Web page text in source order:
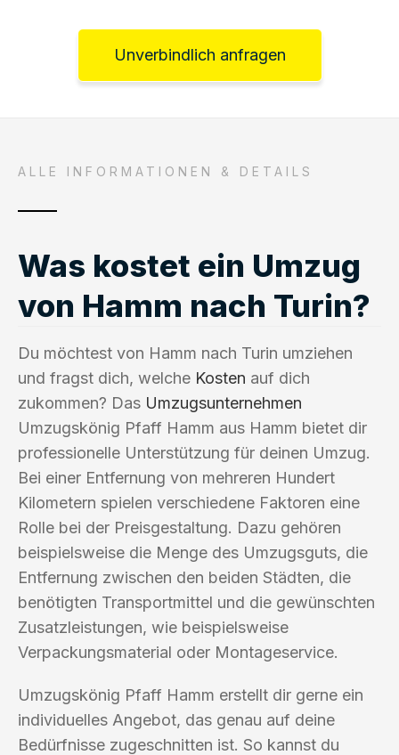
Unverbindlich anfragen
ALLE INFORMATIONEN & DETAILS
Was kostet ein Umzug
von Hamm nach Turin?
Du möchtest von Hamm nach Turin umziehen
und fragst dich, welche Kosten auf dich
zukommen? Das Umzugsunternehmen
Umzugskönig Pfaff Hamm aus Hamm bietet dir
professionelle Unterstützung für deinen Umzug.
Bei einer Entfernung von mehreren Hundert
Kilometern spielen verschiedene Faktoren eine
Rolle bei der Preisgestaltung. Dazu gehören
beispielsweise die Menge des Umzugsguts, die
Entfernung zwischen den beiden Städten, die
benötigten Transportmittel und die gewünschten
Zusatzleistungen, wie beispielsweise
Verpackungsmaterial oder Montageservice.
Umzugskönig Pfaff Hamm erstellt dir gerne ein
individuelles Angebot, das genau auf deine
Bedürfnisse zugeschnitten ist. So kannst du